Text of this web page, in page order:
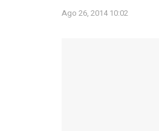
Ago 26, 2014 10:02